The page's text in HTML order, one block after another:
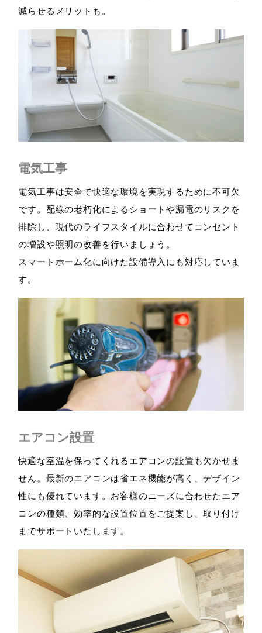
減らせるメリットも。
電気工事
電気工事は安全で快適な環境を実現するために不可欠
です。配線の老朽化によるショートや漏電のリスクを
排除し、現代のライフスタイルに合わせてコンセント
の増設や照明の改善を行いましょう。
スマートホーム化に向けた設備導入にも対応していま
す。
エアコン設置
快適な室温を保ってくれるエアコンの設置も欠かせま
せん。最新のエアコンは省エネ機能が高く、デザイン
性にも優れています。お客様のニーズに合わせたエア
コンの種類、効率的な設置位置をご提案し、取り付け
までサポートいたします。